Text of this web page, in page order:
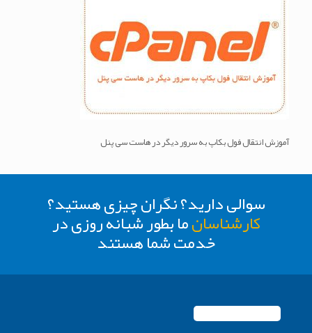
آموزش انتقال فول بکاپ به سرور دیگر در هاست سی پنل
سوالی دارید؟ نگران چیزی هستید؟
کارشناسانما بطور شبانه روزی در
خدمت شما هستند